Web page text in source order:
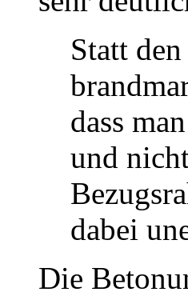
Statt
dass
und
dabei
Die